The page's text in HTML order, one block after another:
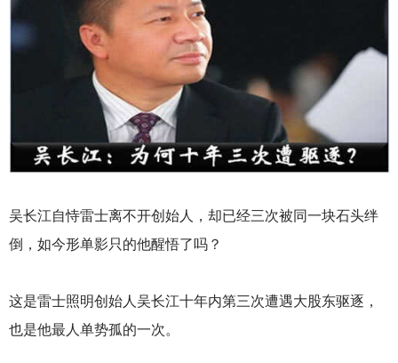
吴长江自恃雷士离不开创始人，却已经三次被同一块石头绊
倒，如今形单影只的他醒悟了吗？
这是雷士照明创始人吴长江十年内第三次遭遇大股东驱逐，
也是他最人单势孤的一次。